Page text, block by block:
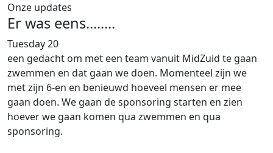
Onze updates
Er was eens........
Tuesday 20
een gedacht om met een team vanuit MidZuid te gaan
zwemmen en dat gaan we doen. Momenteel zijn we
met zijn 6-en en benieuwd hoeveel mensen er mee
gaan doen. We gaan de sponsoring starten en zien
hoever we gaan komen qua zwemmen en qua
sponsoring.